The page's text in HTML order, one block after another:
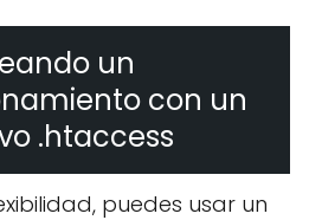
un
con un
.htaccess
puedes usar un